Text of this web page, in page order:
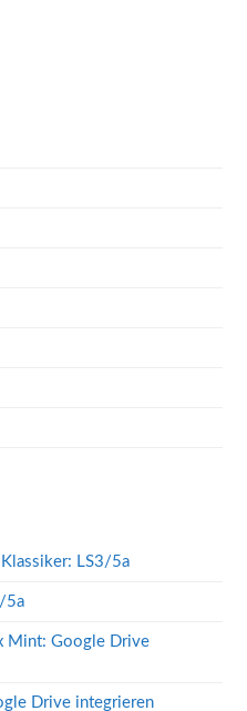
LS3/5a
5a
Mint: Google Drive
Drive integrieren